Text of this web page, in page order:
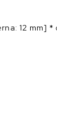
12 mm]